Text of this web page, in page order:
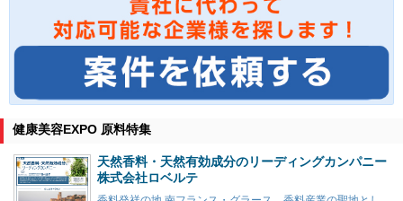
健康美容EXPO 原料特集
天然香料・天然有効成分のリーディングカンパニー
株式会社ロベルテ